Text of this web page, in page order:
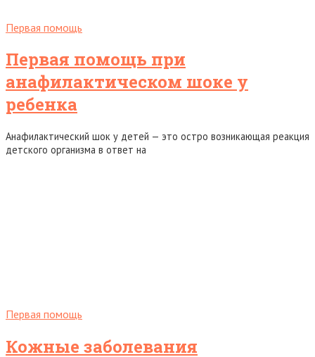
Первая помощь
Первая помощь при
анафилактическом шоке у
ребенка
Анафилактический шок у детей — это остро возникающая реакция
детского организма в ответ на
Первая помощь
Кожные заболевания